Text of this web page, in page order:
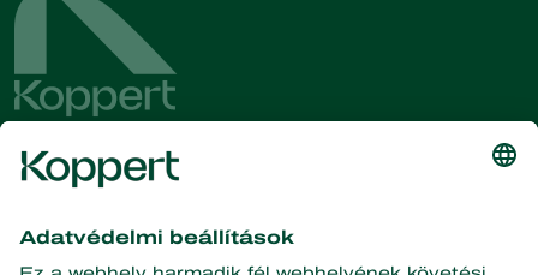
és információinkat!